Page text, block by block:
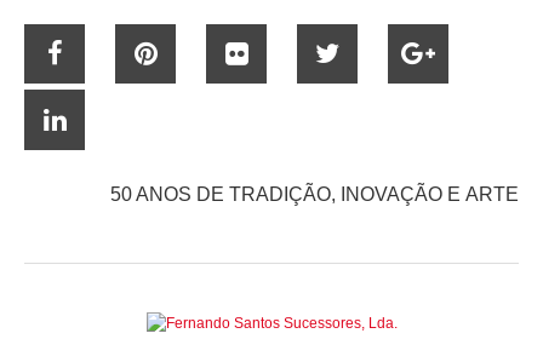
50 ANOS DE TRADIÇÃO, INOVAÇÃO E ARTE